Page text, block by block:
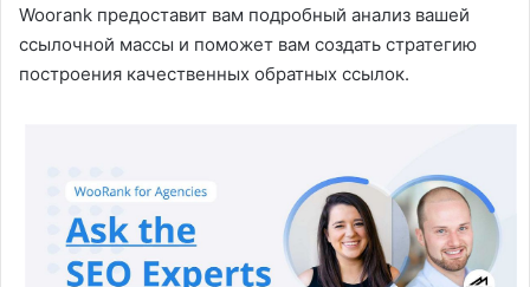
Woorank предоставит вам подробный анализ вашей
ссылочной массы и поможет вам создать стратегию
построения качественных обратных ссылок.